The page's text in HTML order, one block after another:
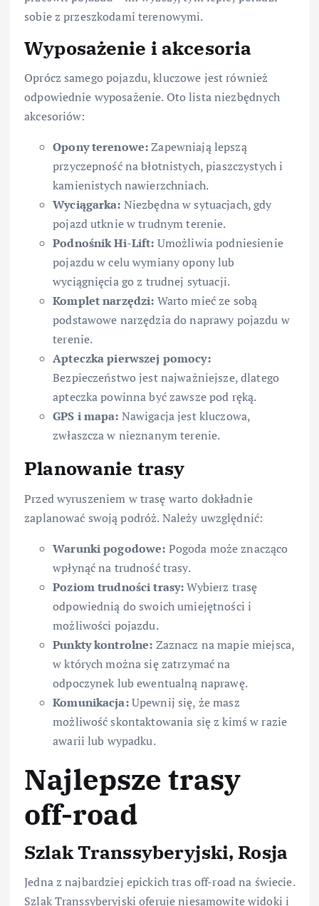
sobie z przeszkodami terenowymi.
Wyposażenie i akcesoria
Oprócz samego pojazdu, kluczowe jest również
odpowiednie wyposażenie. Oto lista niezbędnych
akcesoriów:
Opony terenowe:Zapewniają lepszą
przyczepność na błotnistych, piaszczystych i
kamienistych nawierzchniach.
Wyciągarka: Niezbędna w sytuacjach, gdy
pojazd utknie w trudnym terenie.
Podnośnik Hi-Lift: Umożliwia podniesienie
pojazdu w celu wymiany opony lub
wyciągnięcia go z trudnej sytuacji.
Komplet narzędzi: Warto mieć ze sobą
podstawowe narzędzia do naprawy pojazdu w
terenie.
Apteczka pierwszej pomocy:
Bezpieczeństwo jest najważniejsze, dlatego
apteczka powinna być zawsze pod ręką.
GPS i mapa: Nawigacja jest kluczowa,
zwłaszcza w nieznanym terenie.
Planowanie trasy
Przed wyruszeniem w trasę warto dokładnie
zaplanować swoją podróż. Należy uwzględnić:
Warunki pogodowe: Pogoda może znacząco
wpłynąć na trudność trasy.
Poziom trudności trasy:Wybierz trasę
odpowiednią do swoich umiejętności i
możliwości pojazdu.
Punkty kontrolne: Zaznacz na mapie miejsca,
w których można się zatrzymać na
odpoczynek lub ewentualną naprawę.
Komunikacja:Upewnij się, że masz
możliwość skontaktowania się z kimś w razie
awarii lub wypadku.
Najlepsze trasy
off-road
Szlak Transsyberyjski, Rosja
Jedna z najbardziej epickich tras off-road na świecie.
Szlak Transsyberyjski oferuje niesamowite widoki i